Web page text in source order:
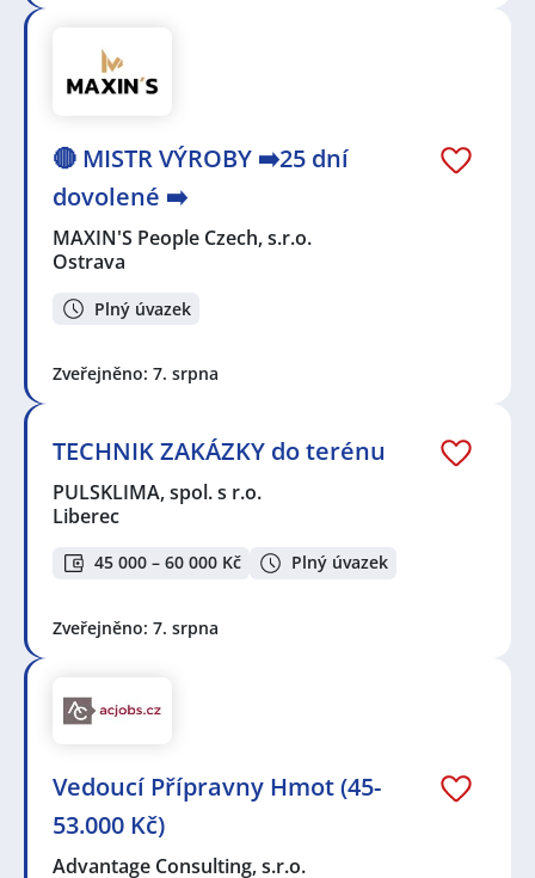
🔴 MISTR VÝROBY ➡️25 dní
dovolené ➡️
MAXIN'S People Czech, s.r.o.
Ostrava
Plný úvazek
Zveřejněno: 7. srpna
TECHNIK ZAKÁZKY do terénu
PULSKLIMA, spol. s r.o.
Liberec
45 000 – 60 000 Kč Plný úvazek
Zveřejněno: 7. srpna
Vedoucí Přípravny Hmot (45-
53.000 Kč)
Advantage Consulting, s.r.o.